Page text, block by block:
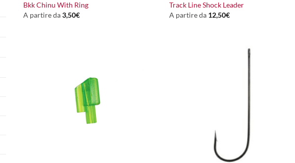
Bkk Chinu With Ring
A partire da3,50€
Track Line Shock Leader
A partire da 12,50€